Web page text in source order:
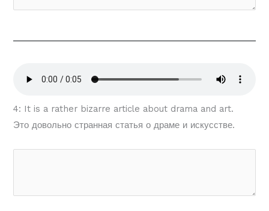
4: It is a rather bizarre article about drama and art.
Это довольно странная статья о драме и искусстве.